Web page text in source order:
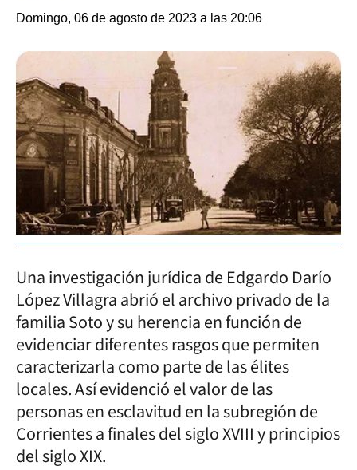
Domingo, 06 de agosto de 2023 a las 20:06
Una investigación jurídica de Edgardo Darío
López Villagra abrió el archivo privado de la
familia Soto y su herencia en función de
evidenciar diferentes rasgos que permiten
caracterizarla como parte de las élites
locales. Así evidenció el valor de las
personas en esclavitud en la subregión de
Corrientes a finales del siglo XVIII y principios
del siglo XIX.